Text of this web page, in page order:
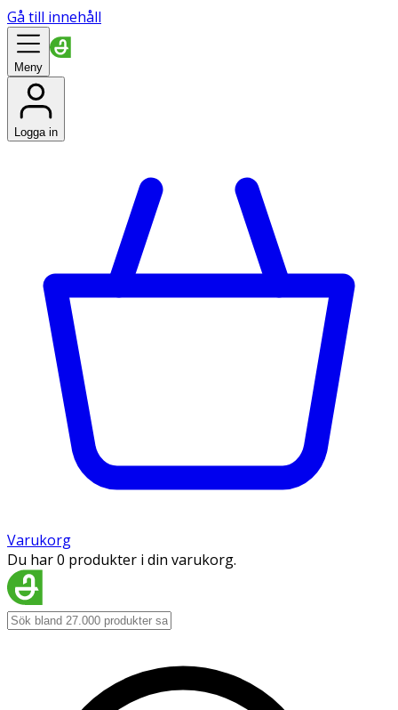
Gå till innehåll
Meny
Logga in
Varukorg
Du har 0 produkter i din varukorg.